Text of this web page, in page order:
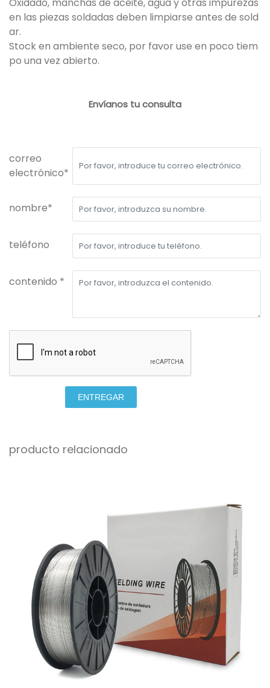
en las piezas soldadas deben limpiarse antes de sold
ar.
Stock en ambiente seco, por favor use en poco tiem
po una vez abierto.
Envíanos tu consulta
correo
electrónico*
nombre*
teléfono
contenido *
ENTREGAR
producto relacionado